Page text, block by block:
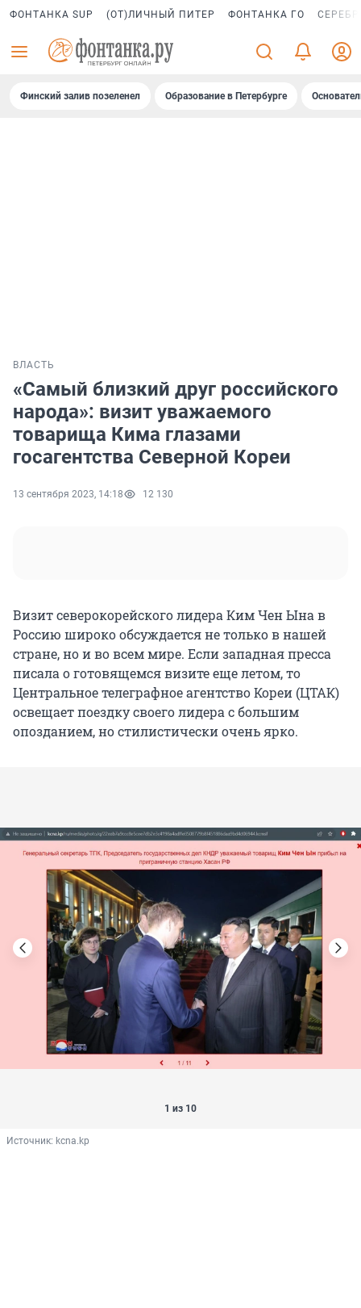
ФОНТАНКА SUP (ОТ)ЛИЧНЫЙ ПИТЕР ФОНТАНКА ГО
Финский залив позеленел Образование в Петербурге
ВЛАСТЬ
«Самый близкий друг российского
народа»: визит уважаемого
товарища Кима глазами
госагентства Северной Кореи
13 сентября 2023, 14:18 12 130
Визит северокорейского лидера Ким Чен Ына в
Россию широко обсуждается не только в нашей
стране, но и во всем мире. Если западная пресса
писала о готовящемся визите еще летом, то
Центральное телеграфное агентство Кореи (ЦТАК)
освещает поездку своего лидера с большим
опозданием, но стилистически очень ярко.
1 из 10
Источник: kcna.kp